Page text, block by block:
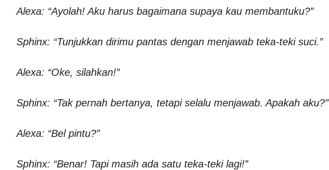
Alexa: “Ayolah! Aku harus bagaimana supaya kau membantuku?”
Sphinx: “Tunjukkan dirimu pantas dengan menjawab teka-teki suci.”
Alexa: “Oke, silahkan!”
Sphinx: “Tak pernah bertanya, tetapi selalu menjawab. Apakah aku?”
Alexa: “Bel pintu?”
Sphinx: “Benar! Tapi masih ada satu teka-teki lagi!”